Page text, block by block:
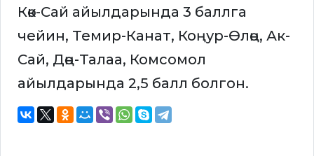
Көк-Сай айылдарында 3 баллга
чейин, Темир-Канат, Коңур-Өлөң, Ак-
Сай, Дөң-Талаа, Комсомол
айылдарында 2,5 балл болгон.